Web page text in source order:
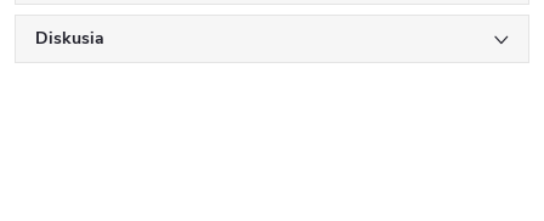
Diskusia